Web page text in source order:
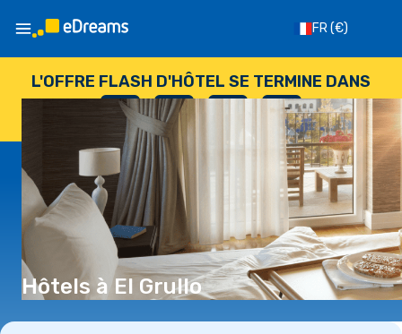
FR(€)
L'OFFRE FLASH D'HÔTEL SE TERMINE DANS
--
JOURS
: --
HEURES
: --
SECONDES
Hôtels à El Grullo